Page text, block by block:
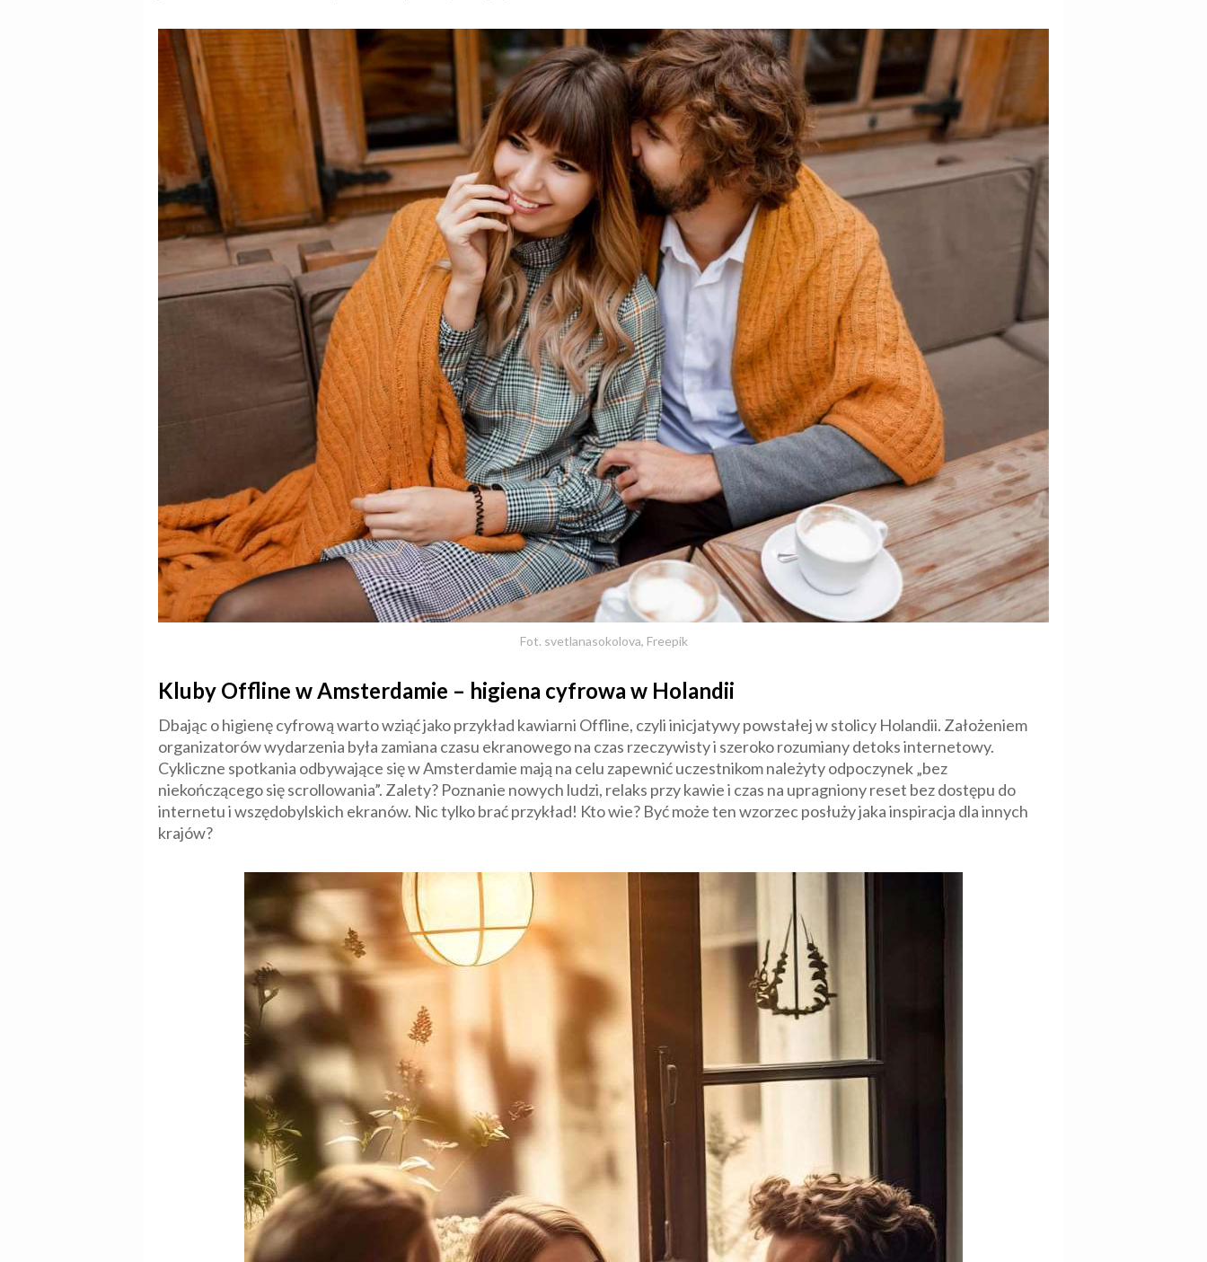
Fot. svetlanasokolova, Freepik
Kluby Offline w Amsterdamie – higiena cyfrowa w Holandii
Dbając o higienę cyfrową warto wziąć jako przykład kawiarni Offline, czyli inicjatywy powstałej w stolicy Holandii. Założeniem
organizatorów wydarzenia była zamiana czasu ekranowego na czas rzeczywisty i szeroko rozumiany detoks internetowy.
Cykliczne spotkania odbywające się w Amsterdamie mają na celu zapewnić uczestnikom należyty odpoczynek „bez
niekończącego się scrollowania”. Zalety? Poznanie nowych ludzi, relaks przy kawie i czas na upragniony reset bez dostępu do
internetu i wszędobylskich ekranów. Nic tylko brać przykład! Kto wie? Być może ten wzorzec posłuży jaka inspiracja dla innych
krajów?